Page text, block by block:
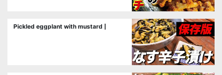
Pickled eggplant with mustard |